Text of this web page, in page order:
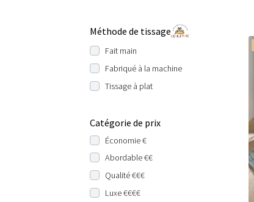
Méthode de tissage
Fait main
Fabriqué à la machine
Tissage à plat
Catégorie de prix
Économie €
Abordable €€
Qualité €€€
Luxe €€€€